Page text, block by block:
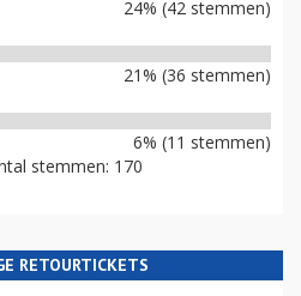
24% (42 stemmen)
21% (36 stemmen)
6% (11 stemmen)
stemmen: 170
RETOURTICKETS